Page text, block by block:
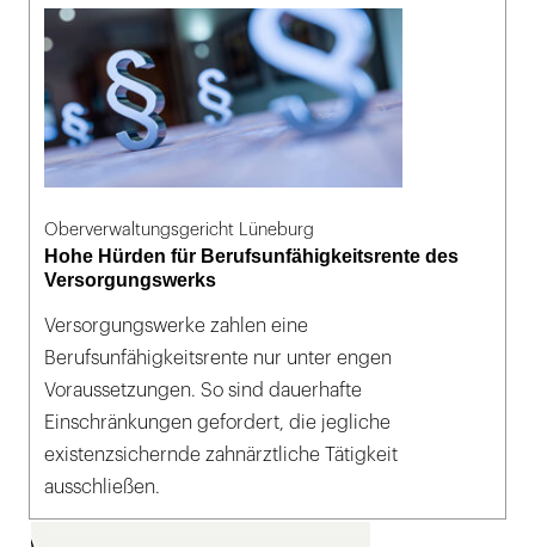
Oberverwaltungsgericht Lüneburg
Hohe Hürden für Berufsunfähigkeitsrente des
Versorgungswerks
Versorgungswerke zahlen eine
Berufsunfähigkeitsrente nur unter engen
Voraussetzungen. So sind dauerhafte
Einschränkungen gefordert, die jegliche
existenzsichernde zahnärztliche Tätigkeit
ausschließen.